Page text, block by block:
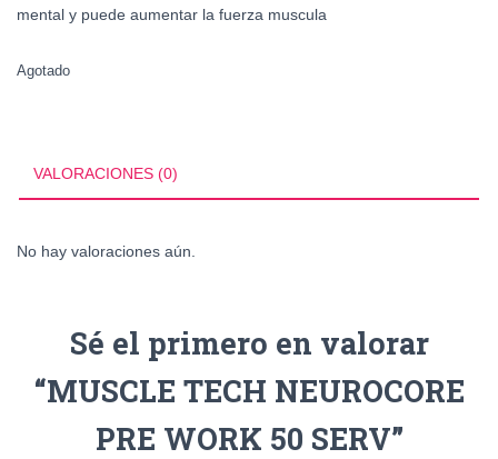
mental y puede aumentar la fuerza muscula
Agotado
VALORACIONES (0)
No hay valoraciones aún.
Sé el primero en valorar
“MUSCLE TECH NEUROCORE
PRE WORK 50 SERV”